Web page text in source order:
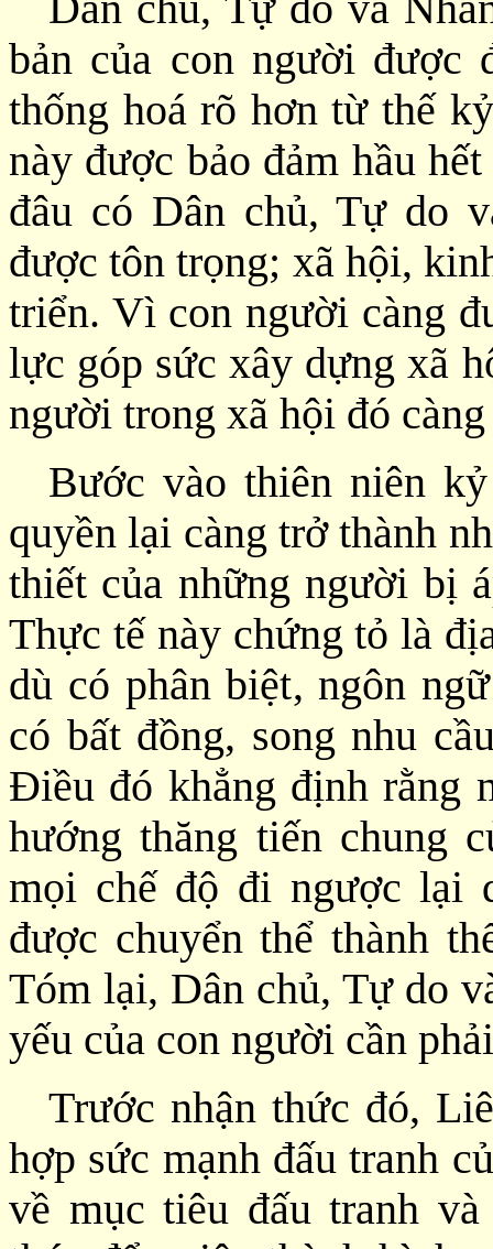
bản của con người được
thống hoá rõ hơn từ thế
này được bảo đảm hầu
đâu có Dân chủ, Tự do
được tôn trọng; xã hội,
triển. Vì con người càng
lực góp sức xây dựng xã
người trong xã hội đó
Bước vào thiên niên
quyền lại càng trở thành
thiết của những người bị
Thực tế này chứng tỏ là
dù có phân biệt, ngôn
có bất đồng, song nhu
Điều đó khẳng định rằng
hướng thăng tiến chung
mọi chế độ đi ngược lại
được chuyển thể thành
Tóm lại, Dân chủ, Tự do
yếu của con người cần
Trước nhận thức đó,
hợp sức mạnh đấu tranh
về mục tiêu đấu tranh